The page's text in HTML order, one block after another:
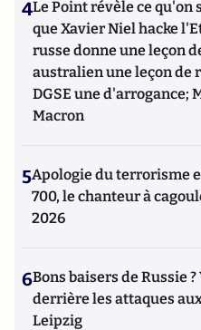
4Le Point révèle ce qu'on
que Xavier Niel hacke
russe donne une leçon
australien une leçon de
DGSE une d'arrogance;
Macron
5Apologie du terrorisme
700, le chanteur à
2026
6Bons baisers de Russie
derrière les attaques
Leipzig